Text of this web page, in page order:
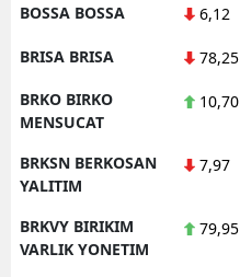
BOSSA BOSSA 6,12
BRISA BRISA 78,25
BRKO BIRKO
MENSUCAT
10,70
BRKSN BERKOSAN
YALITIM
7,97
BRKVY BIRIKIM
VARLIK YONETIM
79,95